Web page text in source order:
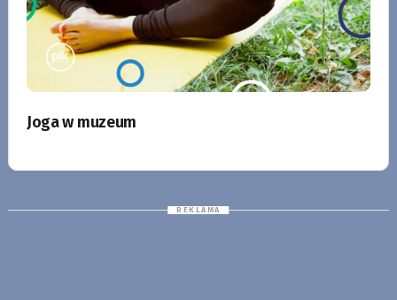
Joga w muzeum